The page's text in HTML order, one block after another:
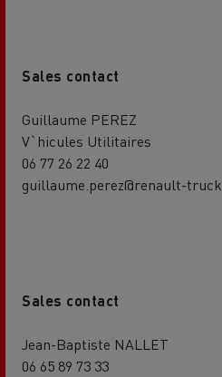
Sales contact
Guillaume PEREZ
V`hicules Utilitaires
06 77 26 22 40
guillaume.perez@renault-
Sales contact
Jean-Baptiste NALLET
06 65 89 73 33